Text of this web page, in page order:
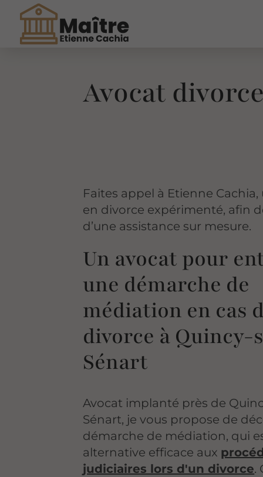
Avocat
Faites appel à Etienne
en divorce expérimenté, afin
d’une assistance sur mesure.
Un avocat pour
une démarche de
médiation en cas
divorce à Quincy-
Sénart
Avocat implanté près de
Sénart, je vous propose de
démarche de médiation, qui
alternative efficace aux
judiciaires lors d'un divorce.